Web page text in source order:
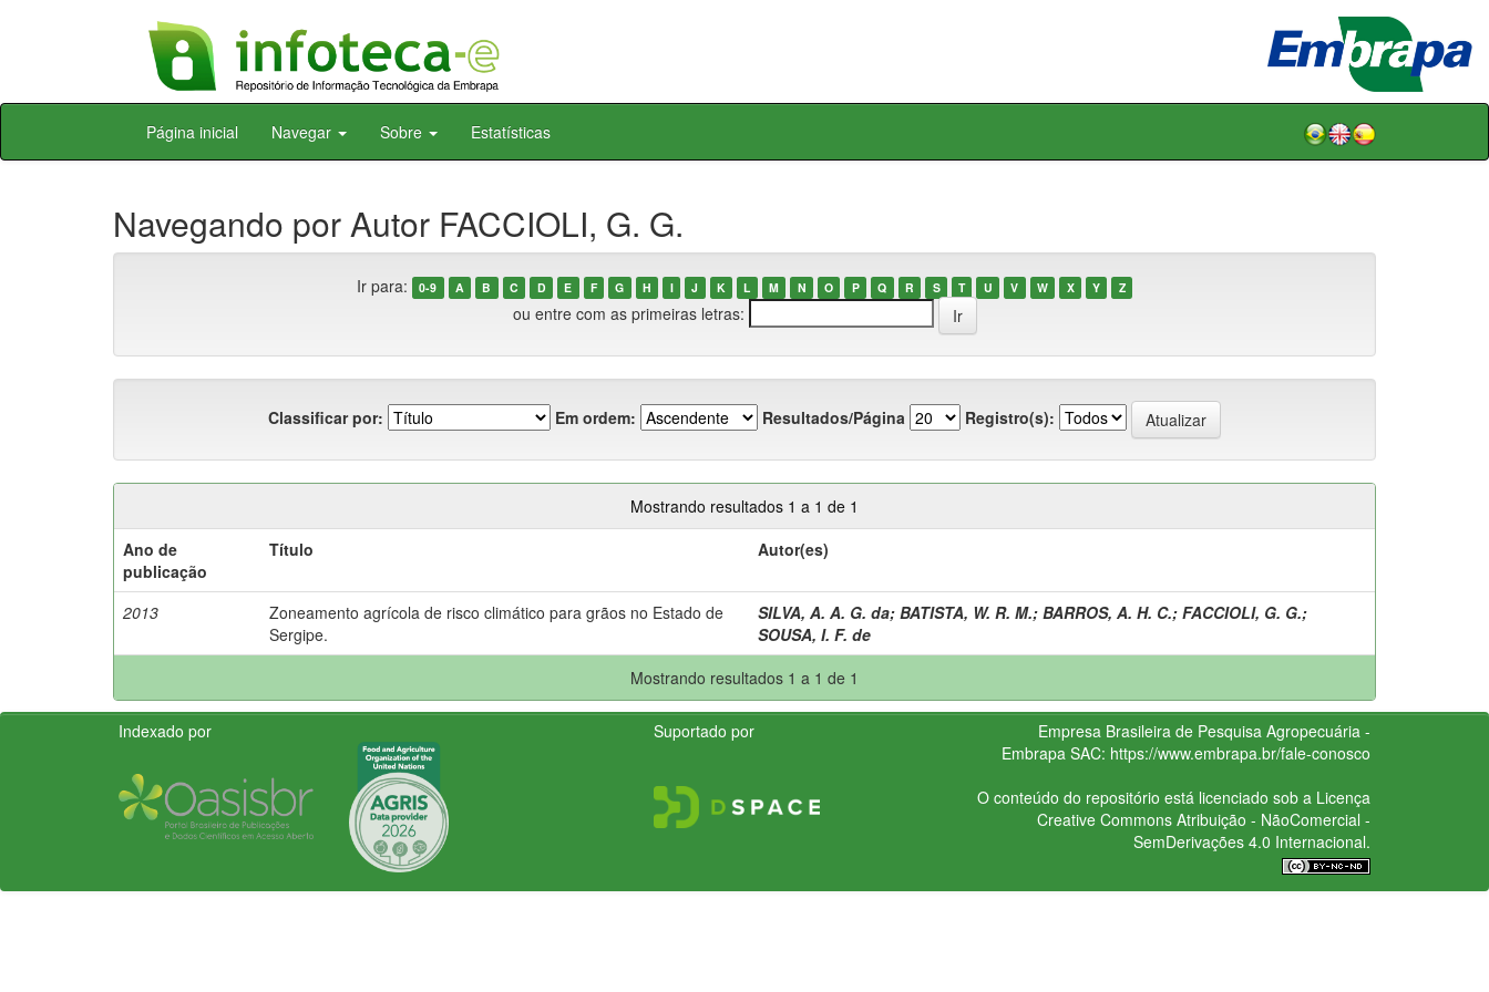
Skip
Página inicial Navegar Sobre Estatísticas
Navegando por Autor FACCIOLI, G. G.
Ir para: 0-9 A B C D E F G H I J K L M N O P Q R S T U V W X Y Z
ou entre com as primeiras letras:
Classificar por: Em ordem: Resultados/Página Registro(s):
Mostrando resultados 1 a 1 de 1
Ano de
publicação
Título Autor(es)
2013
Zoneamento agrícola de risco climático para grãos no Estado de
Sergipe.
SILVA, A. A. G. da; BATISTA, W. R. M.; BARROS, A. H. C.; FACCIOLI, G. G.;
SOUSA, I. F. de
Mostrando resultados 1 a 1 de 1
Indexado por Suportado por
Empresa Brasileira de Pesquisa Agropecuária -
Embrapa SAC: https://www.embrapa.br/fale-conosco
O conteúdo do repositório está licenciado sob a Licença
Creative CommonsAtribuição - NãoComercial -
SemDerivações 4.0 Internacional.